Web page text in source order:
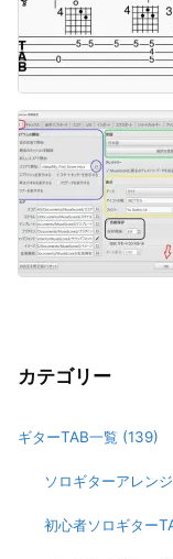
カテゴリー
ギターTAB一覧 (139)
ソロギターアレン
初心者ソロギター